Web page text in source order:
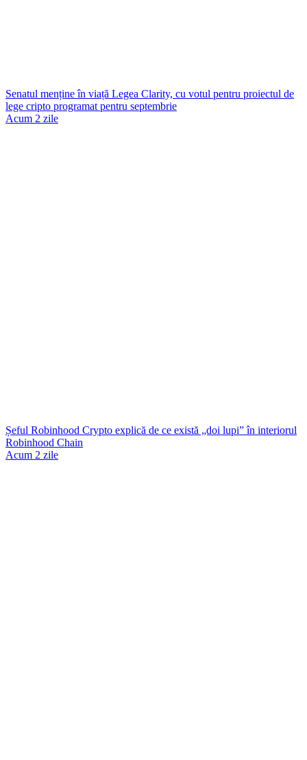
Senatul menține în viață Legea Clarity, cu votul pentru proiectul de
lege cripto programat pentru septembrie
Acum 2 zile
Șeful Robinhood Crypto explică de ce există „doi lupi” în interiorul
Robinhood Chain
Acum 2 zile